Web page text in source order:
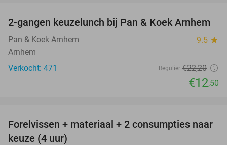
44%
2-gangen keuzelunch bij Pan & Koek Arnhem
Pan & Koek Arnhem 9.5 star
Arnhem
Verkocht: 471
Regulier €22,20
€12,50
50%
Forelvissen + materiaal + 2 consumpties naar
keuze (4 uur)